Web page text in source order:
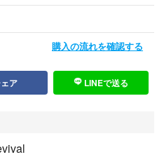
購入の流れを確認する
ア LINEで送る